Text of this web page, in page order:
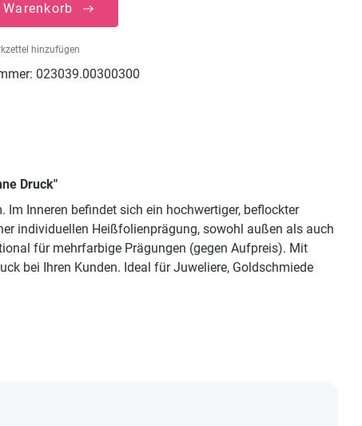
hinzufügen
023039.00300300
Druck"
Inneren befindet sich ein hochwertiger, beflockter
individuellen Heißfolienprägung, sowohl außen als auch
für mehrfarbige Prägungen (gegen Aufpreis). Mit
bei Ihren Kunden. Ideal für Juweliere, Goldschmiede